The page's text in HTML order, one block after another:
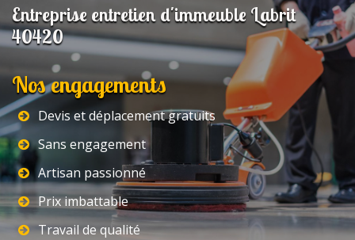
Entreprise entretien d'immeuble Labrit
40420
Nos engagements
Devis et déplacement gratuits
Sans engagement
Artisan passionné
Prix imbattable
Travail de qualité